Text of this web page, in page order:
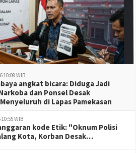
10:08 WIB
angkat bicara: Diduga Jadi
dan Ponsel Desak
di Lapas Pamekasan
10:55 WIB
kode Etik: "Oknum Polisi
Kota, Korban Desak